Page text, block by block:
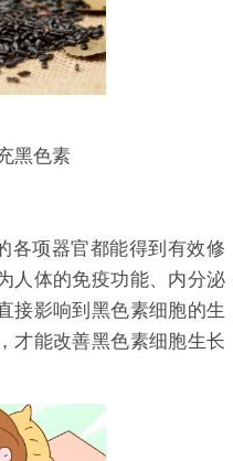
黑色素
项器官都能得到有效修
人体的免疫功能、内分泌
接影响到黑色素细胞的生
才能改善黑色素细胞生长